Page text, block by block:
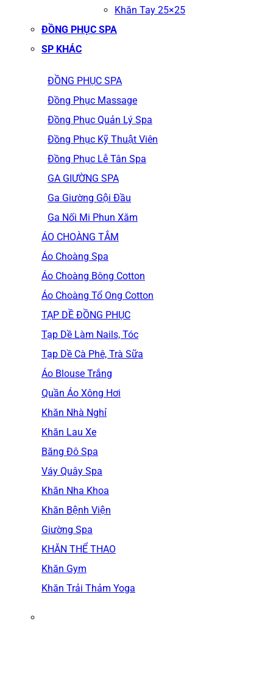
Khăn Tay 25×25
ĐỒNG PHỤC SPA
SP KHÁC
ĐỒNG PHỤC SPA
Đồng Phục Massage
Đồng Phục Quản Lý Spa
Đồng Phục Kỹ Thuật Viên
Đồng Phục Lễ Tân Spa
GA GIƯỜNG SPA
Ga Giường Gội Đầu
Ga Nối Mi Phun Xăm
ÁO CHOÀNG TẮM
Áo Choàng Spa
Áo Choàng Bông Cotton
Áo Choàng Tổ Ong Cotton
TẠP DỀ ĐỒNG PHỤC
Tạp Dề Làm Nails, Tóc
Tạp Dề Cà Phê, Trà Sữa
Áo Blouse Trắng
Quần Áo Xông Hơi
Khăn Nhà Nghỉ
Khăn Lau Xe
Băng Đô Spa
Váy Quây Spa
Khăn Nha Khoa
Khăn Bệnh Viện
Giường Spa
KHĂN THỂ THAO
Khăn Gym
Khăn Trải Thảm Yoga